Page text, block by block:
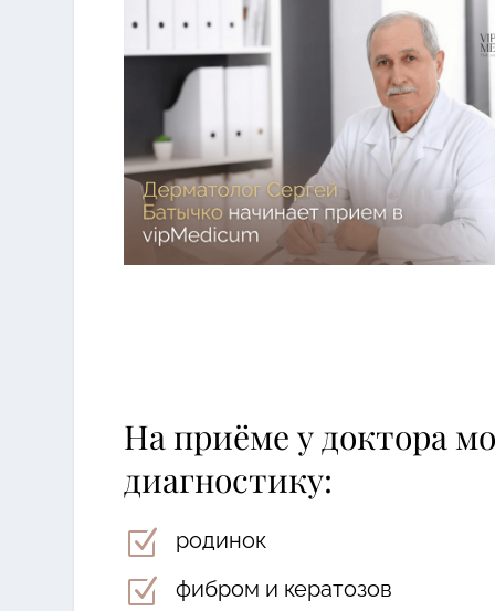
Массаж
Косметические услуги
Гинекология
Трихология
Лазерная эпиляция
Моделирование тела
Массаж
Косметические
На приёме у доктора
диагностику:
Z родинок
Z фибром и кератозов